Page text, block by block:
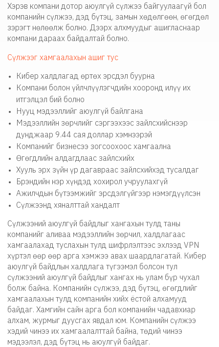
Хэрэв компани дотор аюулгүй сүлжээ байгуулаагүй бол
компанийн сүлжээ, дэд бүтэц, замын хөдөлгөөн, өгөгдөл
зэрэгт нөлөөлж болно. Дээрх алхмуудыг ашигласнаар
компани дараах байдалтай болно.
Сүлжээг хамгаалахын ашиг тус
Кибер халдлагад өртөх эрсдэл буурна
Компани болон үйлчлүүлэгчдийн хооронд илүү их
итгэлцэл бий болно
Нууц мэдээллийг аюулгүй байлгана
Мэдээллийн зөрчлийг сэргээхээс зайлсхийснээр
дунджаар 9.44 сая доллар хэмнээрэй
Компанийг бизнесээ зогсоохоос хамгаална
Өгөгдлийн алдагдлаас зайлсхийх
Хууль эрх зүйн үр дагавраас зайлсхийхэд тусалдаг
Брэндийн нэр хүндэд хохирол учруулахгүй
Ажилчдын бүтээмжийг эрсдэлгүйгээр нэмэгдүүлсэн
Сүлжээнд хяналттай хандалт
Сүлжээний аюулгүй байдлыг хангахын тулд таны
компанийг аливаа мэдээллийн зөрчил, халдлагаас
хамгаалахад туслахын тулд шифрлэлтээс эхлээд VPN
хүртэл өөр өөр арга хэмжээ авах шаардлагатай. Кибер
аюулгүй байдлын халдлага түгээмэл болсон тул
сүлжээний аюулгүй байдлыг хангах нь улам бүр чухал
болж байна. Компанийн сүлжээ, дэд бүтэц, өгөгдлийг
хамгаалахын тулд компанийн хийх ёстой алхамууд
байдаг. Хамгийн сайн арга бол компанийн чадавхиар
алхам, журмыг дуусгах явдал юм. Компанийн сүлжээ
хэдий чинээ их хамгаалалттай байна, төдий чинээ
мэдээлэл, дэд бүтэц нь аюулгүй байдаг.